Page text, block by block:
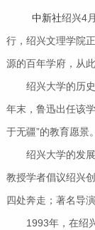
中新社绍兴4
行，绍兴文理学院
源的百年学府，从
绍兴大学的历史
年末，鲁迅出任该
于无疆”的教育愿景。
绍兴大学的发展
教授学者倡议绍兴
四处奔走；著名导
1993年，在绍兴